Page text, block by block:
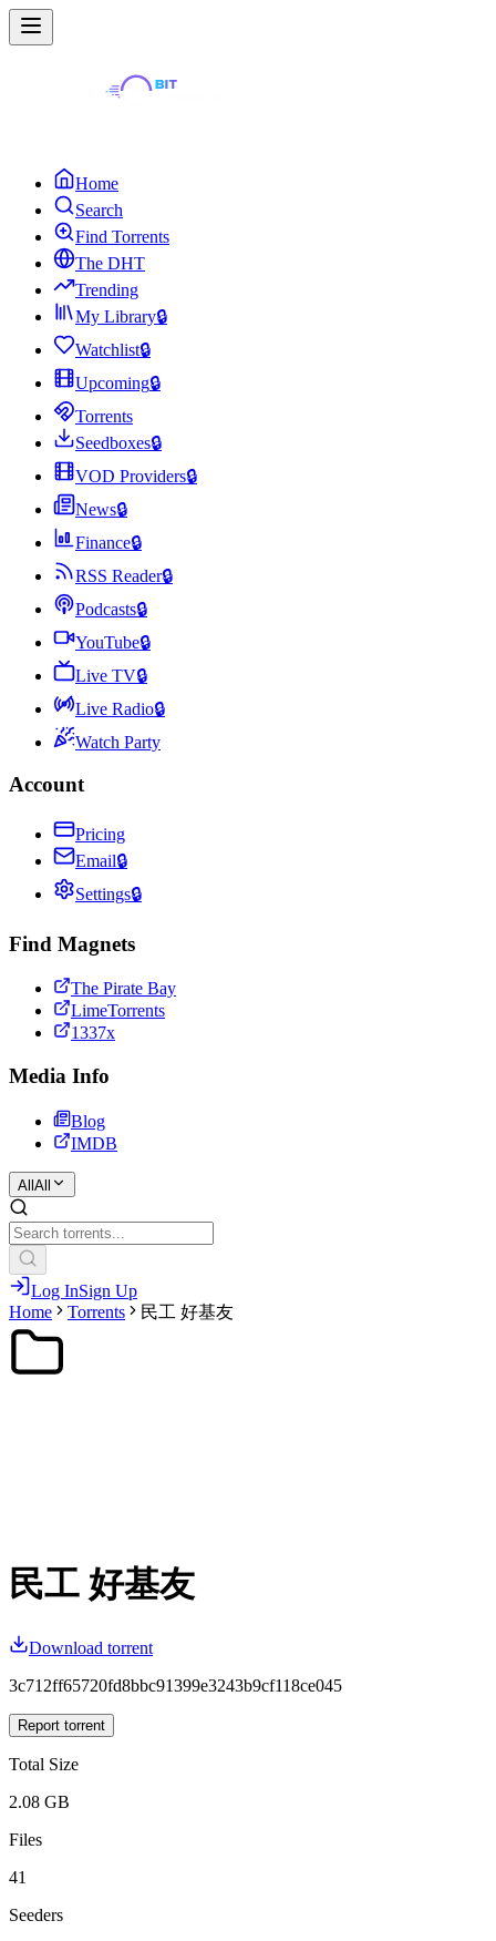
Home
Search
Find Torrents
The DHT
Trending
My Library🔒
Watchlist🔒
Upcoming🔒
Torrents
Seedboxes🔒
VOD Providers🔒
News🔒
Finance🔒
RSS Reader🔒
Podcasts🔒
YouTube🔒
Live TV🔒
Live Radio🔒
Watch Party
Account
Pricing
Email🔒
Settings🔒
Find Magnets
The Pirate Bay
LimeTorrents
1337x
Media Info
Blog
IMDB
All All
Log InSign Up
Home
Torrents 民工 好基友
民工 好基友
Download torrent
3c712ff65720fd8bbc91399e3243b9cf118ce045
Report torrent
Total Size
2.08 GB
Files
41
Seeders